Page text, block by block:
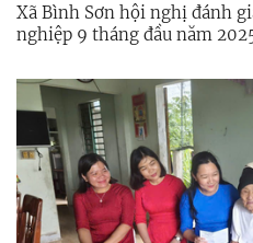
Xã Bình Sơn hội nghị đánh
nghiệp 9 tháng đầu năm